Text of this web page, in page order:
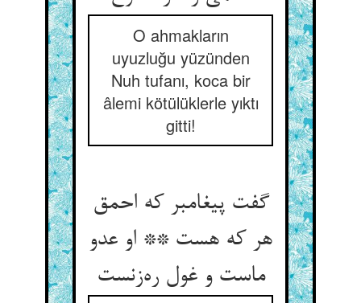
O ahmakların
uyuzluğu yüzünden
Nuh tufanı, koca bir
âlemi kötülüklerle yıktı
gitti!
گفت پیغامبر که احمق
هر که هست ** او عدو
ماست و غول ره‌زنست